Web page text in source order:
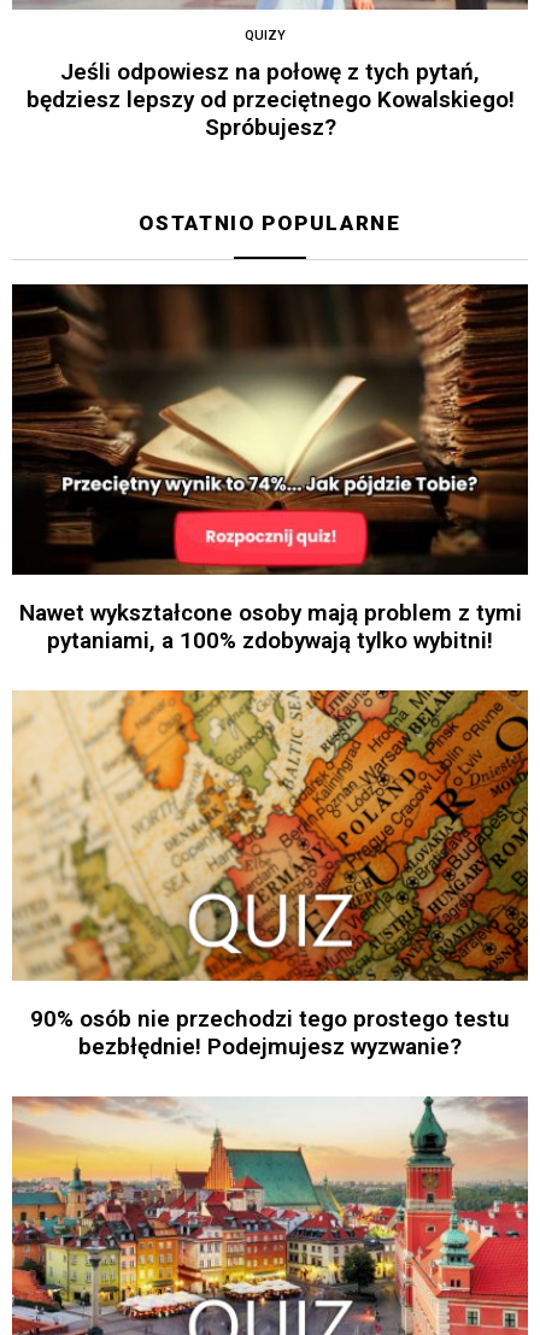
QUIZY
Jeśli odpowiesz na połowę z tych pytań,
będziesz lepszy od przeciętnego Kowalskiego!
Spróbujesz?
OSTATNIO POPULARNE
Nawet wykształcone osoby mają problem z tymi
pytaniami, a 100% zdobywają tylko wybitni!
90% osób nie przechodzi tego prostego testu
bezbłędnie! Podejmujesz wyzwanie?